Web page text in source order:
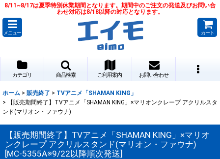
8/11~8/17は夏季特別休業期間となります。期間中のご注文の発送及びお問い合
わせ対応は8/18以降の対応となります。
メニュー カート
カテゴリ 商品検索 ご利用案内 お問い合わせ
ホーム > 販売終了 > TVアニメ「SHAMAN KING」
>
【販売期間終了】TVアニメ「SHAMAN KING」×マリオンクレープ アクリルスタ
ンド(マリオン・ファウナ)
【販売期間終了】TVアニメ「SHAMAN KING」×マリオ
ンクレープ アクリルスタンド(マリオン・ファウナ)
[MC-5355A※9/22以降順次発送]